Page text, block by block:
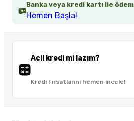
Banka veya kredi kartı ile
Hemen Başla!
Acil kredi mi lazım?
Kredi fırsatlarını hemen incele!